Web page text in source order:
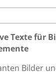
Texte für
Bilder